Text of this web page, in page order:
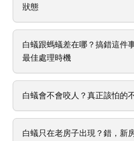
狀態
白蟻跟螞蟻差在哪？搞錯這件
最佳處理時機
白蟻會不會咬人？真正該怕的
白蟻只在老房子出現？錯，新